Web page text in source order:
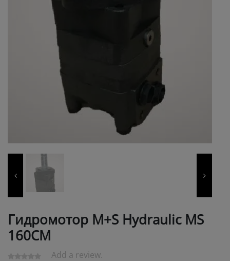
Гидромотор M+S Hydraulic MS
160CM
Add a review.